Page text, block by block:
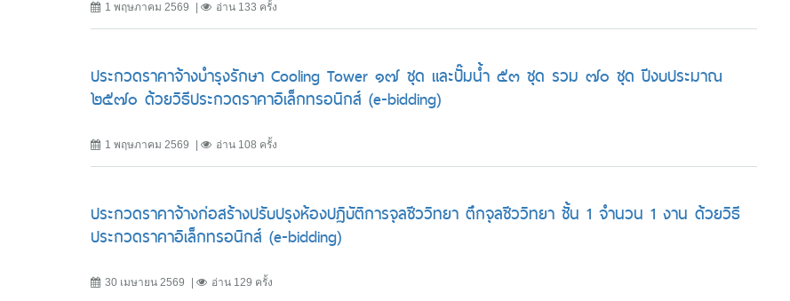
1 พฤษภาคม 2569 อ่าน 133 ครั้ง
ประกวดราคาจ้างบำรุงรักษา Cooling Tower ๑๗ ชุด และปั๊มน้ำ ๕๓ ชุด รวม ๗๐ ชุด ปีงบประมาณ
๒๕๗๐ ด้วยวิธีประกวดราคาอิเล็กทรอนิกส์ (e-bidding)
1 พฤษภาคม 2569 อ่าน 108 ครั้ง
ประกวดราคาจ้างก่อสร้างปรับปรุงห้องปฏิบัติการจุลชีววิทยา ตึกจุลชีววิทยา ชั้น 1 จำนวน 1 งาน ด้วยวิธี
ประกวดราคาอิเล็กทรอนิกส์ (e-bidding)
30 เมษายน 2569 อ่าน 129 ครั้ง